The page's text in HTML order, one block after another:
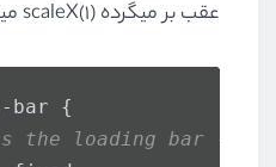
عقب بر میگردهscaleX(1)
bar {
loading bar -